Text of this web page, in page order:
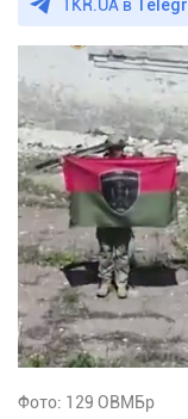
1KR.UA в
Фото: 129 ОВМБр